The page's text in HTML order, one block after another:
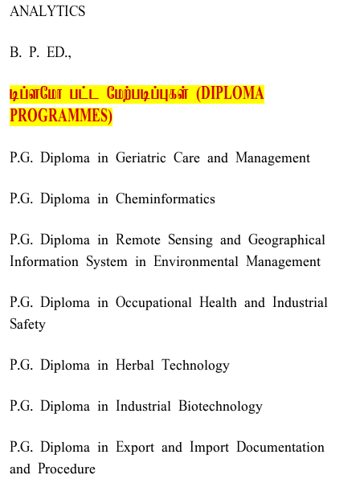
ANALYTICS
B. P. ED.,
டிப்ளமோ பட்ட மேற்படிப்புகள் (DIPLOMA
PROGRAMMES)
P.G. Diploma in Geriatric Care and Management
P.G. Diploma in Cheminformatics
P.G. Diploma in Remote Sensing and Geographical
Information System in Environmental Management
P.G. Diploma in Occupational Health and Industrial
Safety
P.G. Diploma in Herbal Technology
P.G. Diploma in Industrial Biotechnology
P.G. Diploma in Export and Import Documentation
and Procedure